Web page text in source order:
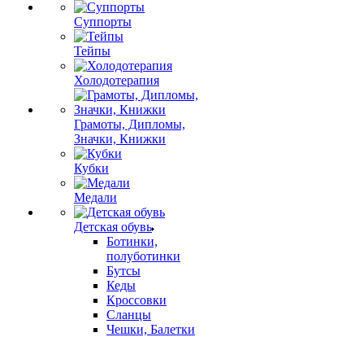
Суппорты
Тейпы
Холодотерапия
Грамоты, Дипломы,
Значки, Книжки
Кубки
Медали
Детская обувь
Ботинки,
полуботинки
Бутсы
Кеды
Кроссовки
Сланцы
Чешки, Балетки